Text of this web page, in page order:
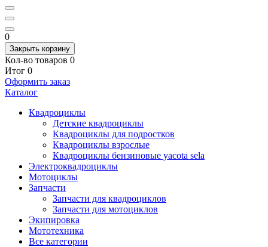
0
Закрыть корзину
Кол-во товаров 0
Итог 0
Оформить заказ
Каталог
Квадроциклы
Детские квадроциклы
Квадроциклы для подростков
Квадроциклы взрослые
Квадроциклы бензиновые yacota sela
Электроквадроциклы
Мотоциклы
Запчасти
Запчасти для квадроциклов
Запчасти для мотоциклов
Экипировка
Мототехника
Все категории